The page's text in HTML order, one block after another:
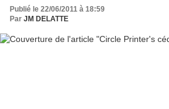
Publié le 22/06/2011 à 18:59
Par JM DELATTE